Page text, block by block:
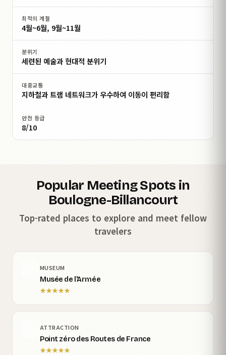
최적의 계절
4월~6월, 9월~11월
분위기
세련된 예술과 현대적 분위기
대중교통
지하철과 트램 네트워크가 우수하여 이동이 편리함
안전 등급
8/10
Popular Meeting Spots in
Boulogne-Billancourt
Top-rated places to explore and meet fellow
travelers
MUSEUM
Musée de l'Armée
★★★★★
ATTRACTION
Point zéro des Routes de France
★★★★★